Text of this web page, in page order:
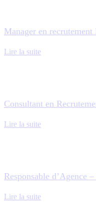
Manager en recrutement
Lire la suite
Consultant en
Lire la suite
Responsable d’Agence
Lire la suite